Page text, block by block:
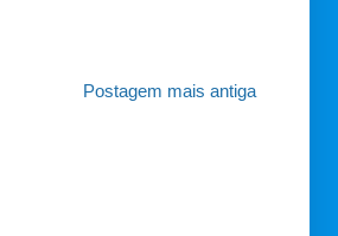
Postagem mais antiga